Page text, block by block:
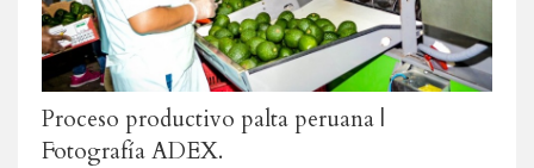
Proceso productivo palta peruana |
Fotografía ADEX.